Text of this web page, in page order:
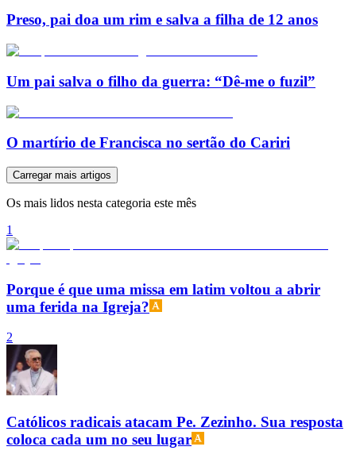
Preso, pai doa um rim e salva a filha de 12 anos
Um pai salva o filho da guerra: “Dê-me o fuzil”
O martírio de Francisca no sertão do Cariri
Carregar mais artigos
Os mais lidos nesta categoria este mês
1
Porque é que uma missa em latim voltou a abrir
uma ferida na Igreja?
2
Católicos radicais atacam Pe. Zezinho. Sua resposta
coloca cada um no seu lugar